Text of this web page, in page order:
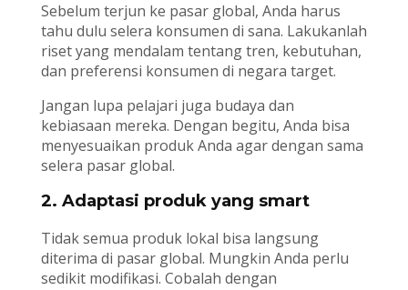
Sebelum terjun ke pasar global, Anda harus
tahu dulu selera konsumen di sana. Lakukanlah
riset yang mendalam tentang tren, kebutuhan,
dan preferensi konsumen di negara target.
Jangan lupa pelajari juga budaya dan
kebiasaan mereka. Dengan begitu, Anda bisa
menyesuaikan produk Anda agar dengan sama
selera pasar global.
2. Adaptasi produk yang smart
Tidak semua produk lokal bisa langsung
diterima di pasar global. Mungkin Anda perlu
sedikit modifikasi. Cobalah dengan